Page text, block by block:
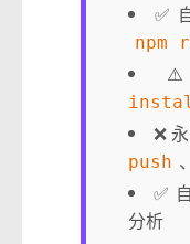
✅
npm
❌
push
✅
分析